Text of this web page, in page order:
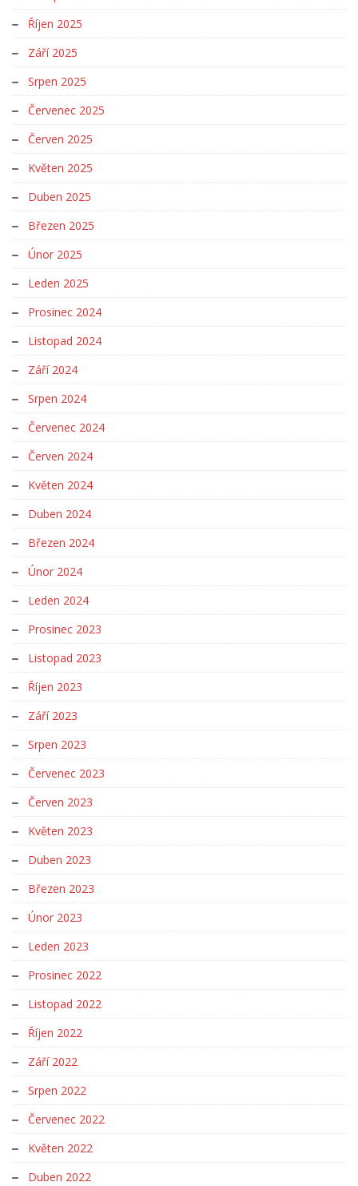
Říjen 2025
Září 2025
Srpen 2025
Červenec 2025
Červen 2025
Květen 2025
Duben 2025
Březen 2025
Únor 2025
Leden 2025
Prosinec 2024
Listopad 2024
Září 2024
Srpen 2024
Červenec 2024
Červen 2024
Květen 2024
Duben 2024
Březen 2024
Únor 2024
Leden 2024
Prosinec 2023
Listopad 2023
Říjen 2023
Září 2023
Srpen 2023
Červenec 2023
Červen 2023
Květen 2023
Duben 2023
Březen 2023
Únor 2023
Leden 2023
Prosinec 2022
Listopad 2022
Říjen 2022
Září 2022
Srpen 2022
Červenec 2022
Květen 2022
Duben 2022